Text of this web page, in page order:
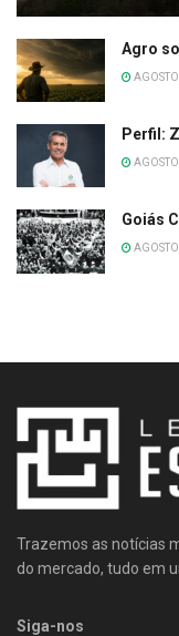
Agro
Perfil:
Goiás
Trazemos as notícias
do mercado, tudo em
Siga-nos